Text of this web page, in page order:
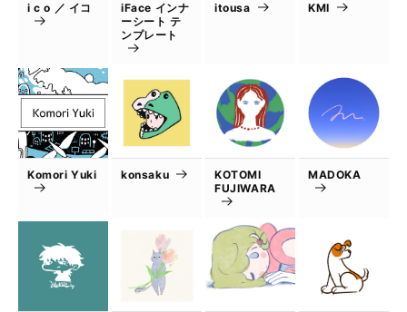
i c o ／ イコ
iFace インナ
ーシート テ
ンプレート
itousa KMI
Komori Yuki konsaku
KOTOMI
FUJIWARA
MADOKA